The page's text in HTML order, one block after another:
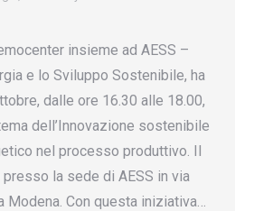
insieme ad AESS –
e lo Sviluppo Sostenibile, ha
dalle ore 16.30 alle 18.00,
dell’Innovazione sostenibile
nel processo produttivo. Il
la sede di AESS in via
Modena. Con questa iniziativa…